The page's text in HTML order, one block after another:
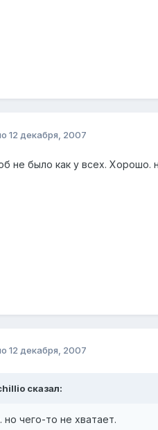
12 декабря, 2007
не было как у всех. Хорошо.
12 декабря, 2007
сказал:
чего-то не хватает.